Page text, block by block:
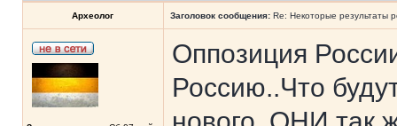
Археолог Заголовок сообщения: Re: Некоторые результаты
Оппозиция
Россию..Что